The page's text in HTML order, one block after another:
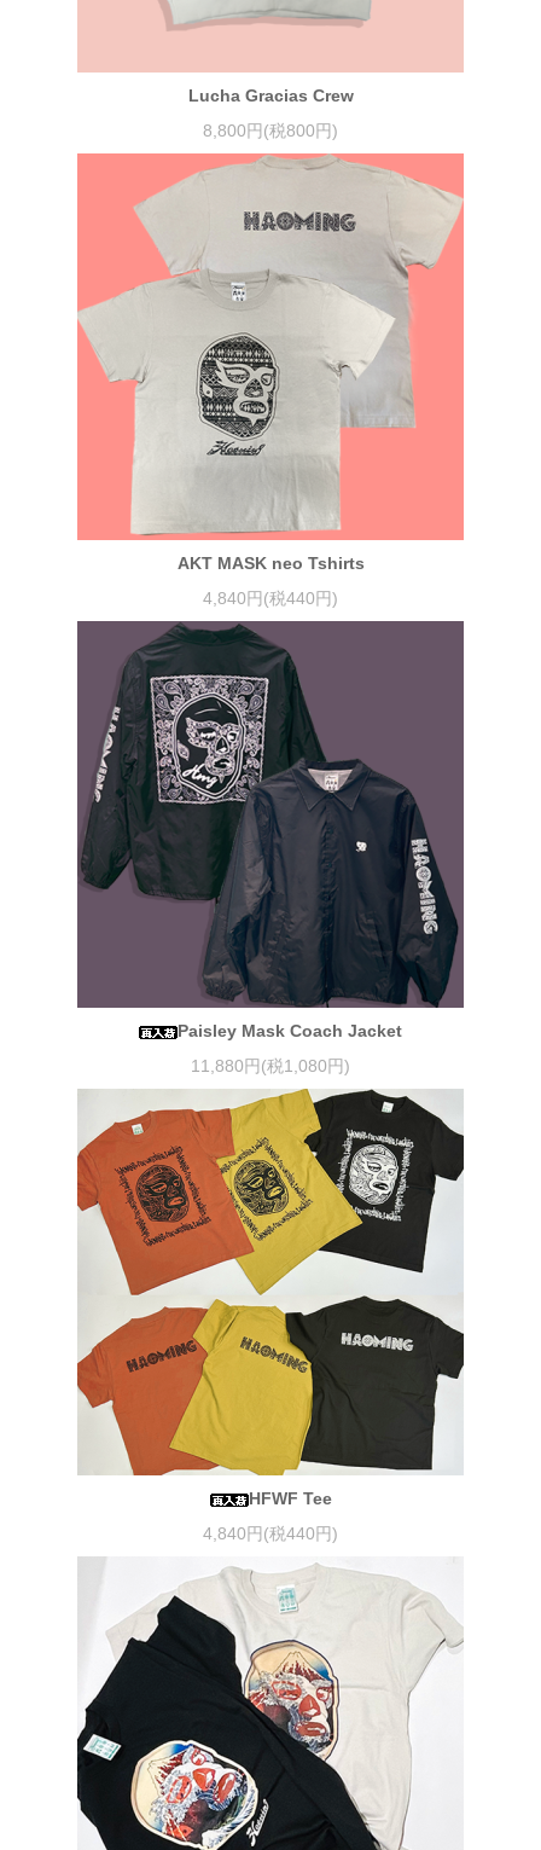
Lucha Gracias Crew
8,800円(税800円)
AKT MASK neo Tshirts
4,840円(税440円)
Paisley Mask Coach Jacket
11,880円(税1,080円)
HFWF Tee
4,840円(税440円)